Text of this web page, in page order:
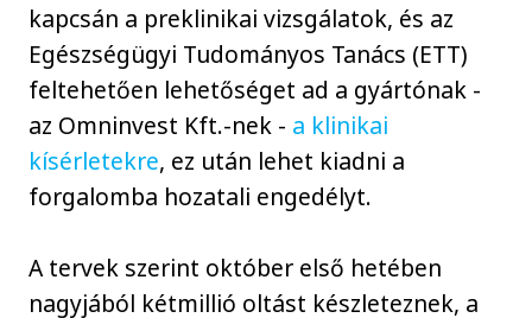
kapcsán a preklinikai vizsgálatok, és az
Egészségügyi Tudományos Tanács (ETT)
feltehetően lehetőséget ad a gyártónak -
az Omninvest Kft.-nek - a klinikai
kísérletekre, ez után lehet kiadni a
forgalomba hozatali engedélyt.
A tervek szerint október első hetében
nagyjából kétmillió oltást készleteznek, a